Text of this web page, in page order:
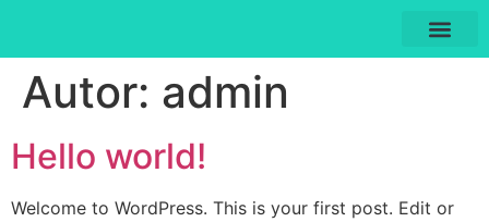
Autor: admin
Hello world!
Welcome to WordPress. This is your first post. Edit or